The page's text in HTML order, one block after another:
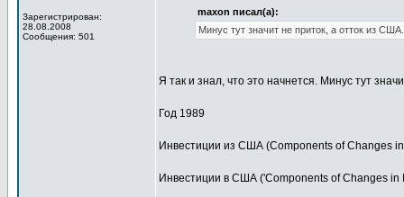
Зарегистрирован:
28.08.2008
Сообщения: 501
maxon писал(а):
Минус тут значит не приток, а отток из США.
Я так и знал, что это начнется. Минус тут
Год 1989
Инвестиции из США (Components of Changes
Инвестиции в США ('Components of Changes in